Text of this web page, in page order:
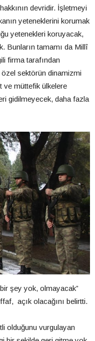
devridir. İşletmeyi
yeteneklerini korumak
yetenekleri koruyacak,
Bunların tamamı da Millî
firma tarafından
özel sektörün dinamizmi
ve müttefik ülkelere
gidilmeyecek, daha fazla
şey yok, olmayacak”
açık olacağını belirtti.
olduğunu vurgulayan